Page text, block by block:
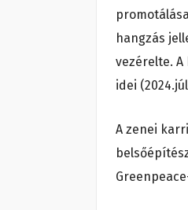
hangzás
vezérelte.
idei
A zenei